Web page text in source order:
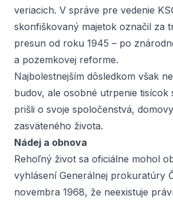
veriacich. V správe pre vedenie
skonfiškovaný majetok označil za
presun od roku 1945 – po
a pozemkovej reforme.
Najbolestnejším dôsledkom však
budov, ale osobné utrpenie tisícok
prišli o svoje spoločenstvá,
zasväteného života.
Nádej a obnova
Rehoľný život sa oficiálne mohol
vyhlásení Generálnej prokuratúry
novembra 1968, že neexistuje